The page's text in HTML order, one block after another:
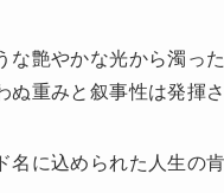
艶やかな光から濁っ
ぬ重みと叙事性は発揮さ
に込められた人生の